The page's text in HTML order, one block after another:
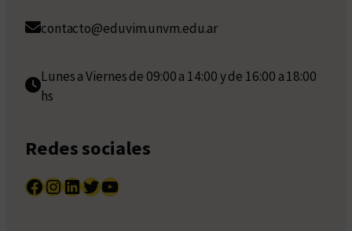
contacto@eduvim.unvm.edu.ar
Lunes a Viernes de 09:00 a 14:00 y de 16:00 a 18:00
hs
Redes sociales
Facebook InstagramLinkedIn Twitter YouTube